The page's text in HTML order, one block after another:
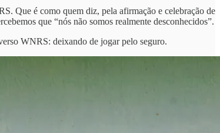
Que é como quem diz, pela afirmação e celebração de
que “nós não somos realmente desconhecidos”.
WNRS: deixando de jogar pelo seguro.